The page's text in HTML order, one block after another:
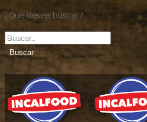
¿Qué desea buscar?
Buscar